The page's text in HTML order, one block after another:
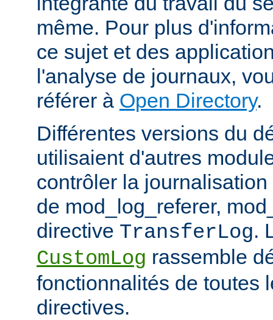
même. Pour plus
ce sujet et des
l'analyse de journaux,
référer à Open Directory.
Différentes versions du
utilisaient d'autres
contrôler la
de mod_log_referer,
directive TransferLog.
CustomLog rassemble
fonctionnalités de toutes
directives.